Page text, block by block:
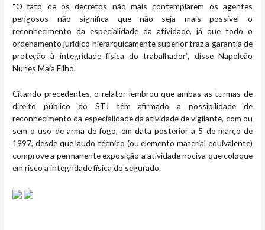
“O fato de os decretos não mais contemplarem os agentes
perigosos não significa que não seja mais possível o
reconhecimento da especialidade da atividade, já que todo o
ordenamento jurídico hierarquicamente superior traz a garantia de
proteção à integridade física do trabalhador”, disse Napoleão
Nunes Maia Filho.
Citando precedentes, o relator lembrou que ambas as turmas de
direito público do STJ têm afirmado a possibilidade de
reconhecimento da especialidade da atividade de vigilante, com ou
sem o uso de arma de fogo, em data posterior a 5 de março de
1997, desde que laudo técnico (ou elemento material equivalente)
comprove a permanente exposição a atividade nociva que coloque
em risco a integridade física do segurado.